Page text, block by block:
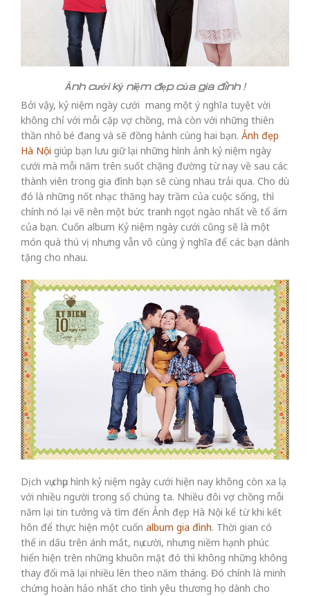
Ảnh cưới kỷ niệm đẹp của gia đình !
Bởi vậy, kỷ niệm ngày cưới mang một ý nghĩa tuyệt vời
không chỉ với mỗi cặp vợ chồng, mà còn với những thiên
thần nhỏ bé đang và sẽ đồng hành cùng hai bạn. Ảnh đẹp
Hà Nội giúp bạn lưu giữ lại những hình ảnh kỷ niệm ngày
cưới mà mỗi năm trên suốt chặng đường từ nay về sau các
thành viên trong gia đình bạn sẽ cùng nhau trải qua. Cho dù
đó là những nốt nhạc thăng hay trầm của cuộc sống, thì
chính nó lại vẽ nên một bức tranh ngọt ngào nhất về tổ ấm
của bạn. Cuốn album Kỷ niệm ngày cưới cũng sẽ là một
món quà thú vị nhưng vẫn vô cùng ý nghĩa để các bạn dành
tặng cho nhau.
Dịch vụ chụp hình kỷ niệm ngày cưới hiện nay không còn xa lạ
với nhiều người trong số chúng ta. Nhiều đôi vợ chồng mỗi
năm lại tin tưởng và tìm đến Ảnh đẹp Hà Nội kể từ khi kết
hôn để thực hiện một cuốn album gia đình. Thời gian có
thể in dấu trên ánh mắt, nụ cười, nhưng niềm hạnh phúc
hiển hiện trên những khuôn mặt đó thì không những không
thay đổi mà lại nhiều lên theo năm tháng. Đó chính là minh
chứng hoàn hảo nhất cho tình yêu thương họ dành cho